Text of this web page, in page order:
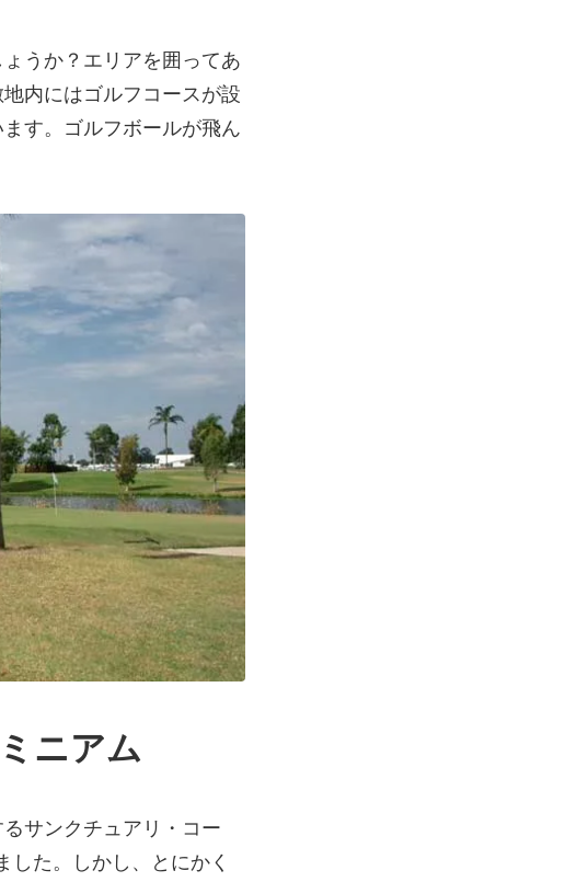
うか？エリアを囲ってあ
内にはゴルフコースが設
す。ゴルフボールが飛ん
ニアム
サンクチュアリ・コー
した。しかし、とにかく